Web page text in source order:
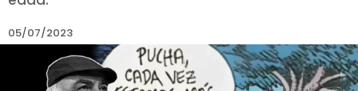
05/07/2023